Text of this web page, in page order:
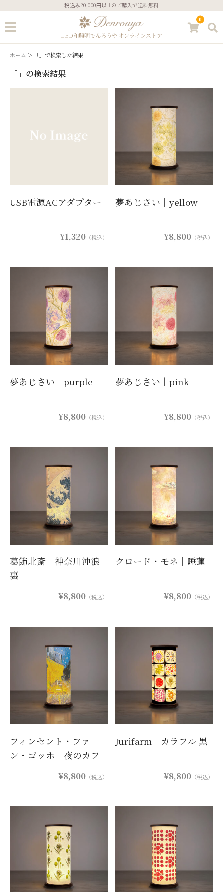
税込み20,000円以上のご購入で送料無料
LED和照明でんろうや オンラインストア
ゲスト
新規会員登録
ストーリーズ こだわりについて
あかりのコラム
用途から探す
光源のご提供
オプション機能から探す
0
ホーム 「」で検索した結果
「 」の検索結果
USB電源ACアダプター
¥1,320（税込）
夢あじさい｜yellow
¥8,800（税込）
夢あじさい｜purple
¥8,800（税込）
夢あじさい｜pink
¥8,800（税込）
葛飾北斎｜神奈川沖浪
裏
¥8,800（税込）
クロード・モネ｜睡蓮
¥8,800（税込）
フィンセント・ファ
ン・ゴッホ｜夜のカフ
¥8,800（税込）
Jurifarm｜カラフル 黒
¥8,800（税込）